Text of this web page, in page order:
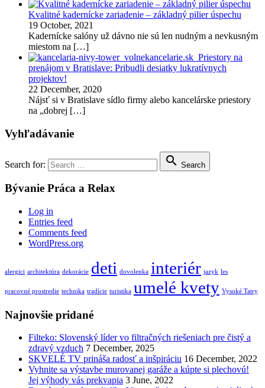
Kvalitné kadernícke zariadenie – základný pilier úspechu
19 October, 2021
Kadernícke salóny už dávno nie sú len nudným a nevkusným
miestom na […]
Priestory na
prenájom v Bratislave: Pribudli desiatky lukratívnych
projektov!
22 December, 2020
Nájsť si v Bratislave sídlo firmy alebo kancelárske priestory
na „dobrej […]
Vyhľadávanie
Search for:  Search
Bývanie Práca a Relax
Log in
Entries feed
Comments feed
WordPress.org
alergici architektúra dekorácie deti dovolenka interiér jazyk les
pracovné prostredie technika tradície turistika umelé kvety Vysoké Tatry
Najnovšie pridané
Filteko: Slovenský líder vo filtračných riešeniach pre čistý a
zdravý vzduch 7 December, 2025
SKVELÉ TV prináša radosť a inšpiráciu 16 December, 2022
Vyhnite sa výstavbe murovanej garáže a kúpte si plechovú!
Jej výhody vás prekvapia 3 June, 2022